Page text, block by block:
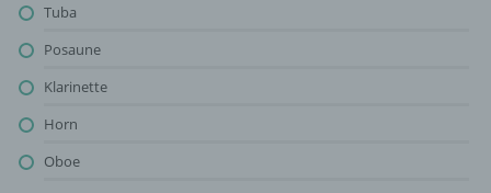
Tuba
Posaune
Klarinette
Horn
Oboe